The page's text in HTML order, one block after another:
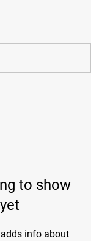
to show
info about